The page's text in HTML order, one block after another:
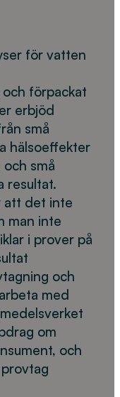
för vatten
förpackat
erbjöd
små
hälsoeffekter
små
resultat.
att det inte
man inte
i prover på
och
med
om
och